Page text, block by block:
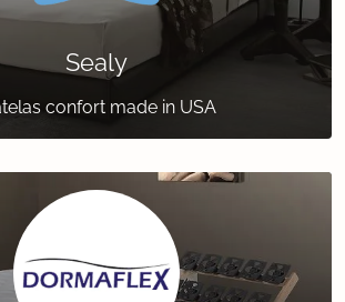
Sealy
confort made in USA